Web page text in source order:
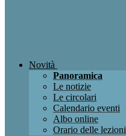
Novità
Panoramica
Le notizie
Le circolari
Calendario eventi
Albo online
Orario delle lezioni